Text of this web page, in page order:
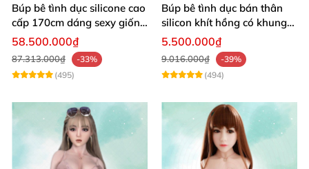
Búp bê tình dục silicone cao
cấp 170cm dáng sexy giống
thật
58.500.000₫
87.313.000₫
-33%
(495)
Búp bê tình dục bán thân
silicon khít hồng có khung
16kg
5.500.000₫
9.016.000₫
-39%
(494)